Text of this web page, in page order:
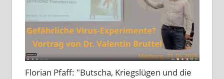
Florian Pfaff: "Butscha, Kriegslügen und die